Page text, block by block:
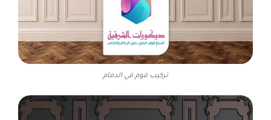
تركيب فوم في الدمام